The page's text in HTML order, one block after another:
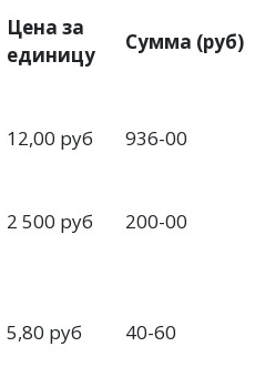
Цена за
единицу
Сумма (руб)
12,00 руб 936-00
2 500 руб 200-00
5,80 руб 40-60